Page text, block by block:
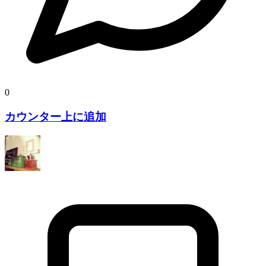
0
カウンター上に追加